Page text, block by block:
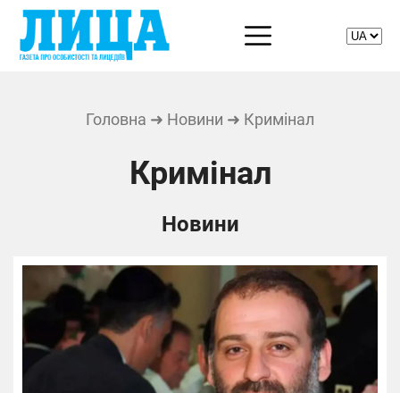
Головна ➜ Новини ➜ Кримінал
Кримінал
Новини